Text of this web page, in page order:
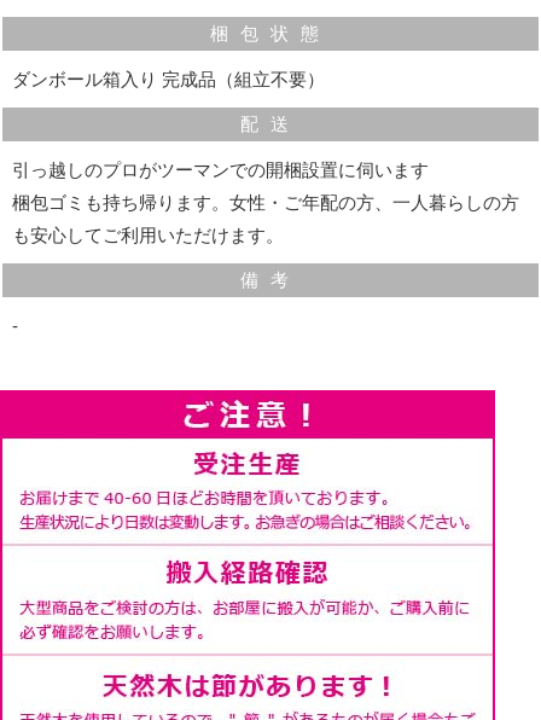
梱包状態
ダンボール箱入り 完成品（組立不要）
配送
引っ越しのプロがツーマンでの開梱設置に伺います
梱包ゴミも持ち帰ります。女性・ご年配の方、一人暮らしの方
も安心してご利用いただけます。
備考
‐